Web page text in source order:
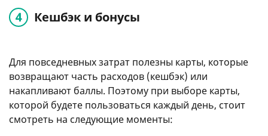
Кешбэк и бонусы
Для повседневных затрат полезны карты, которые
возвращают часть расходов (кешбэк) или
накапливают баллы. Поэтому при выборе карты,
которой будете пользоваться каждый день, стоит
смотреть на следующие моменты: